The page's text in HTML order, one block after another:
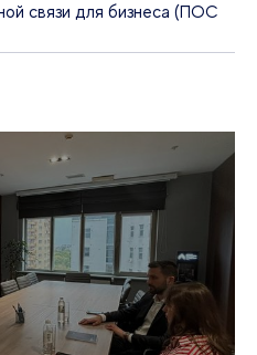
связи для бизнеса (ПОС